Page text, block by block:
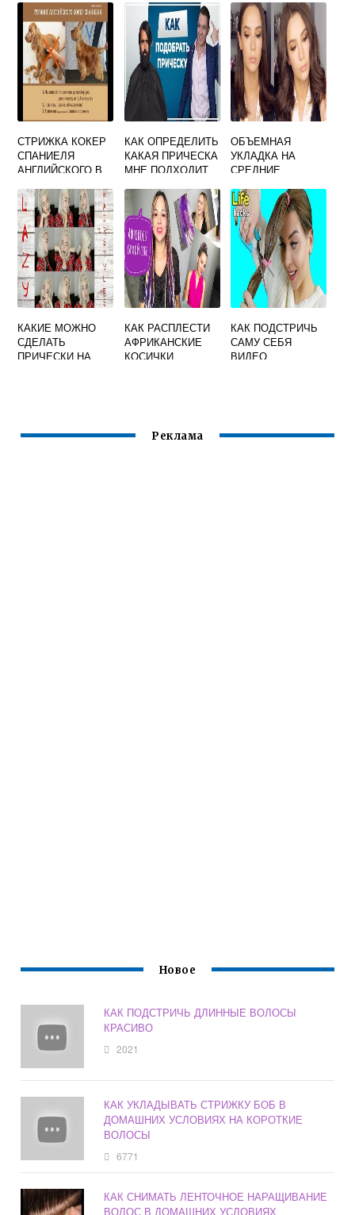
РУКАМИ
СТРИЖКА КОКЕР
СПАНИЕЛЯ
АНГЛИЙСКОГО В
УСЛОВИЯХ
КАК ОПРЕДЕЛИТЬ
КАКАЯ ПРИЧЕСКА
МНЕ ПОДХОДИТ
ОБЪЕМНАЯ
УКЛАДКА НА
СРЕДНИЕ
ДОМАШНИХ
УСЛОВИЯХ
КАКИЕ МОЖНО
СДЕЛАТЬ
ПРИЧЕСКИ НА
КАК РАСПЛЕСТИ
АФРИКАНСКИЕ
КОСИЧКИ
КАК ПОДСТРИЧЬ
САМУ СЕБЯ
ВИДЕО
Реклама
Новое
КАК ПОДСТРИЧЬ ДЛИННЫЕ ВОЛОСЫ
КРАСИВО
2021
КАК УКЛАДЫВАТЬ СТРИЖКУ БОБ В
ДОМАШНИХ УСЛОВИЯХ НА КОРОТКИЕ
ВОЛОСЫ
6771
КАК СНИМАТЬ ЛЕНТОЧНОЕ НАРАЩИВАНИЕ
ВОЛОС В ДОМАШНИХ УСЛОВИЯХ